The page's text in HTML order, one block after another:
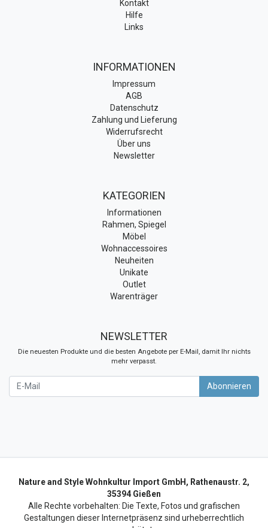
Kontakt
Hilfe
Links
INFORMATIONEN
Impressum
AGB
Datenschutz
Zahlung und Lieferung
Widerrufsrecht
Über uns
Newsletter
KATEGORIEN
Informationen
Rahmen, Spiegel
Möbel
Wohnaccessoires
Neuheiten
Unikate
Outlet
Warenträger
NEWSLETTER
Die neuesten Produkte und die besten Angebote per E-Mail, damit Ihr nichts
mehr verpasst.
Abonnieren
Nature and Style Wohnkultur Import GmbH, Rathenaustr. 2,
35394 Gießen
Alle Rechte vorbehalten: Die Texte, Fotos und grafischen
Gestaltungen dieser Internetpräsenz sind urheberrechtlich